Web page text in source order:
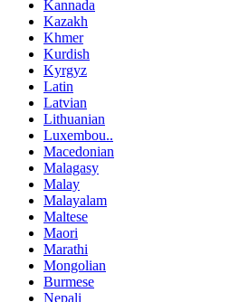
Kannada
Kazakh
Khmer
Kurdish
Kyrgyz
Latin
Latvian
Lithuanian
Luxembou..
Macedonian
Malagasy
Malay
Malayalam
Maltese
Maori
Marathi
Mongolian
Burmese
Nepali